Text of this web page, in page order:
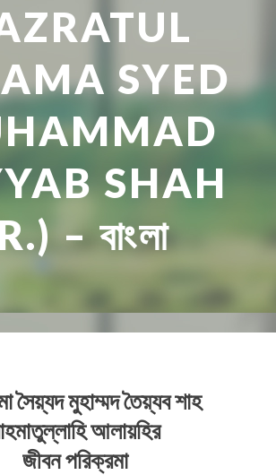
SYED
SHAH
– বাংলা
সৈয়্যদ মুহাম্মদ তৈয়্যব শাহ
আলায়হির
জীবন পরিক্রমা